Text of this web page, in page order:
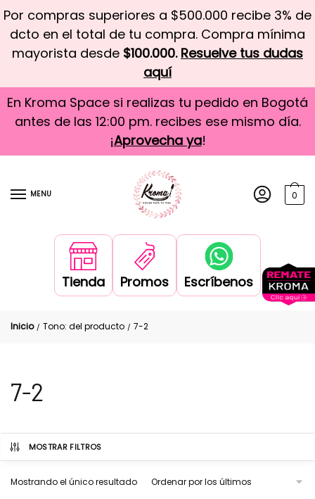
Por compras superiores a $500.000 recibe 3% de
dcto en el total de tu compra. Compra mínima
mayorista desde $100.000. Resuelve tus dudas
aquí
En Kroma Space si realizas tu pedido en Bogotá
antes de las 12:00 pm. recibes ese mismo día.
¡Aprovecha ya!
MENU 0
Tienda Promos Escríbenos
Inicio / Tono: del producto / 7-2
7-2
MOSTRAR FILTROS
Mostrando el único resultado